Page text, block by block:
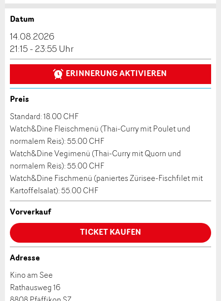
Anzeige beanstanden
Ihr Feedback wird sehr geschätzt!
Allgemeines Feedback
Anzeige nicht mehr gültig
Nachricht
Anzeige weiterempfehlen
Empfehlen Sie diese Anzeige an Freunde weiter.
* Eingabe erforderlich
ANZEIGE WEITEREMPFEHLEN
Schliessen
Reservation
Veranstaltungsdatum *:
Vorname / Nachname *:
Firma / Organisation:
Adresszusatz:
Strasse und Nr. *:
PLZ / Ort *:
Datum
14.08.2026
21:15 - 23:55 Uhr
ERINNERUNG AKTIVIEREN
Preis
Standard: 18.00 CHF
Watch&Dine Fleischmenü (Thai-Curry mit Poulet und
normalem Reis): 55.00 CHF
Watch&Dine Vegimenü (Thai-Curry mit Quorn und
normalem Reis): 55.00 CHF
Watch&Dine Fischmenü (paniertes Zürisee-Fischfilet mit
Kartoffelsalat): 55.00 CHF
Vorverkauf
TICKET KAUFEN
Adresse
Kino am See
Rathausweg 16